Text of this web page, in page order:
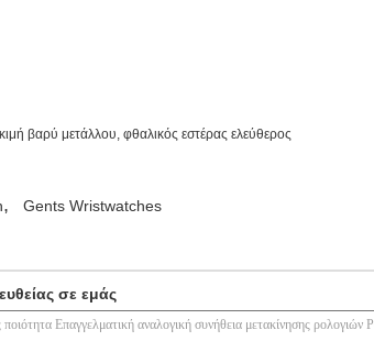
βαρύ μετάλλου, φθαλικός εστέρας ελεύθερος
, Gents Wristwatches
σε εμάς